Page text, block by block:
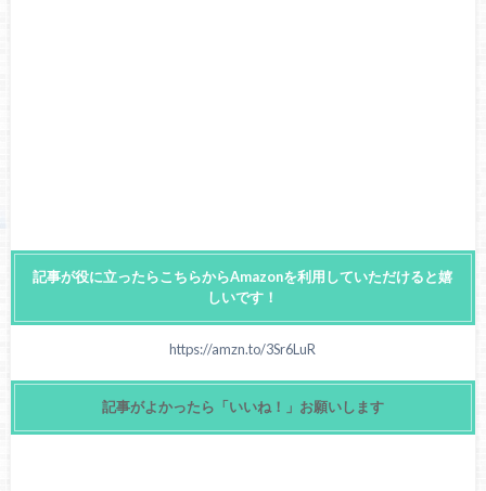
記事が役に立ったらこちらからAmazonを利用していただけると嬉
しいです！
https://amzn.to/3Sr6LuR
記事がよかったら「いいね！」お願いします